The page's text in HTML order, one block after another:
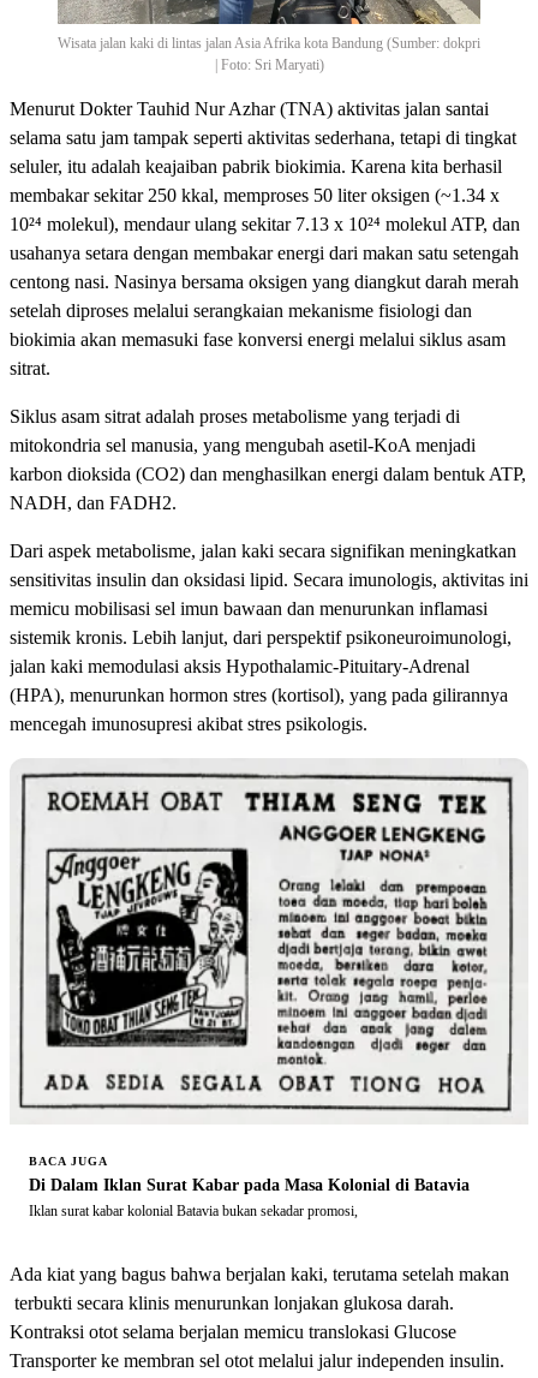
Wisata jalan kaki di lintas jalan Asia Afrika kota Bandung (Sumber: dokpri
| Foto: Sri Maryati)
Menurut Dokter Tauhid Nur Azhar (TNA) aktivitas jalan santai
selama satu jam tampak seperti aktivitas sederhana, tetapi di tingkat
seluler, itu adalah keajaiban pabrik biokimia. Karena kita berhasil
membakar sekitar 250 kkal, memproses 50 liter oksigen (~1.34 x
10²⁴ molekul), mendaur ulang sekitar 7.13 x 10²⁴ molekul ATP, dan
usahanya setara dengan membakar energi dari makan satu setengah
centong nasi. Nasinya bersama oksigen yang diangkut darah merah
setelah diproses melalui serangkaian mekanisme fisiologi dan
biokimia akan memasuki fase konversi energi melalui siklus asam
sitrat.
Siklus asam sitrat adalah proses metabolisme yang terjadi di
mitokondria sel manusia, yang mengubah asetil-KoA menjadi
karbon dioksida (CO2) dan menghasilkan energi dalam bentuk ATP,
NADH, dan FADH2.
Dari aspek metabolisme, jalan kaki secara signifikan meningkatkan
sensitivitas insulin dan oksidasi lipid. Secara imunologis, aktivitas ini
memicu mobilisasi sel imun bawaan dan menurunkan inflamasi
sistemik kronis. Lebih lanjut, dari perspektif psikoneuroimunologi,
jalan kaki memodulasi aksis Hypothalamic-Pituitary-Adrenal
(HPA), menurunkan hormon stres (kortisol), yang pada gilirannya
mencegah imunosupresi akibat stres psikologis.
BACA JUGA
Di Dalam Iklan Surat Kabar pada Masa Kolonial di Batavia
Iklan surat kabar kolonial Batavia bukan sekadar promosi,
Ada kiat yang bagus bahwa berjalan kaki, terutama setelah makan
terbukti secara klinis menurunkan lonjakan glukosa darah.
Kontraksi otot selama berjalan memicu translokasi Glucose
Transporter ke membran sel otot melalui jalur independen insulin.